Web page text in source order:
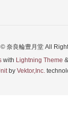
奈良輪豊月堂 All
with Lightning Theme &
by Vektor,Inc.